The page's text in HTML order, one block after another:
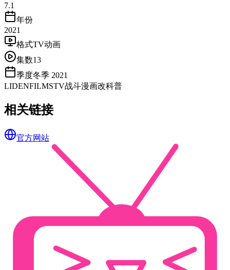
7.1
年份
2021
格式TV动画
集数13
季度冬季 2021
LIDENFILMSTV战斗漫画改科普
相关链接
官方网站